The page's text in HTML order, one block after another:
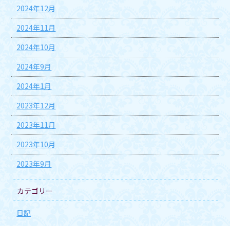
2024年12月
2024年11月
2024年10月
2024年9月
2024年1月
2023年12月
2023年11月
2023年10月
2023年9月
カテゴリー
日記